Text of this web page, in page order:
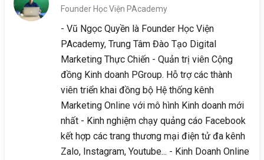
Founder Học Viện PAcademy
- Vũ Ngọc Quyền là Founder Học Viện
PAcademy, Trung Tâm Đào Tạo Digital
Marketing Thực Chiến - Quản trị viên Cộng
đồng Kinh doanh PGroup. Hỗ trợ các thành
viên triển khai đồng bộ Hệ thống kênh
Marketing Online với mô hình Kinh doanh mới
nhất - Kinh nghiệm chạy quảng cáo Facebook
kết hợp các trang thương mại điện tử đa kênh
Zalo, Instagram, Youtube... - Kinh Doanh Online